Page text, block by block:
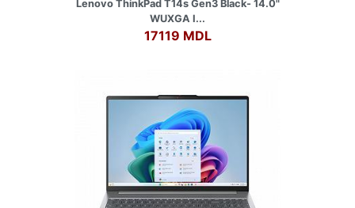
Lenovo ThinkPad T14s Gen3 Black- 14.0"
WUXGA I...
17119 MDL